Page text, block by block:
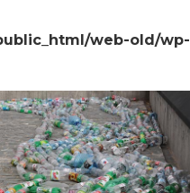
web-old/